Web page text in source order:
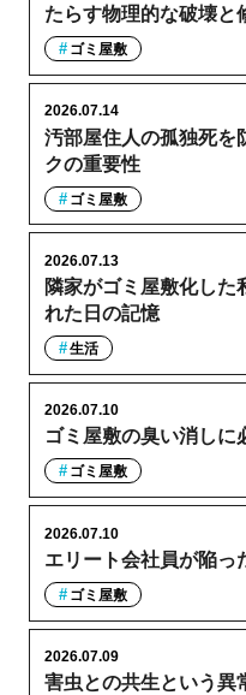
たらす物理的な破壊と
ゴミ屋敷
汚部屋住人の孤独死を
クの重要性
2026.07.14
ゴミ屋敷
隣家がゴミ屋敷化した
れた日の記憶
2026.07.13
生活
ゴミ屋敷の臭い消しに
2026.07.10
ゴミ屋敷
エリート会社員が陥っ
2026.07.10
ゴミ屋敷
害虫との共生という異
2026.07.09